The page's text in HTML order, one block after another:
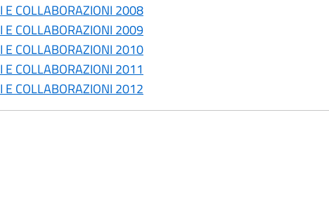
E COLLABORAZIONI 2008
E COLLABORAZIONI 2009
E COLLABORAZIONI 2010
E COLLABORAZIONI 2011
E COLLABORAZIONI 2012